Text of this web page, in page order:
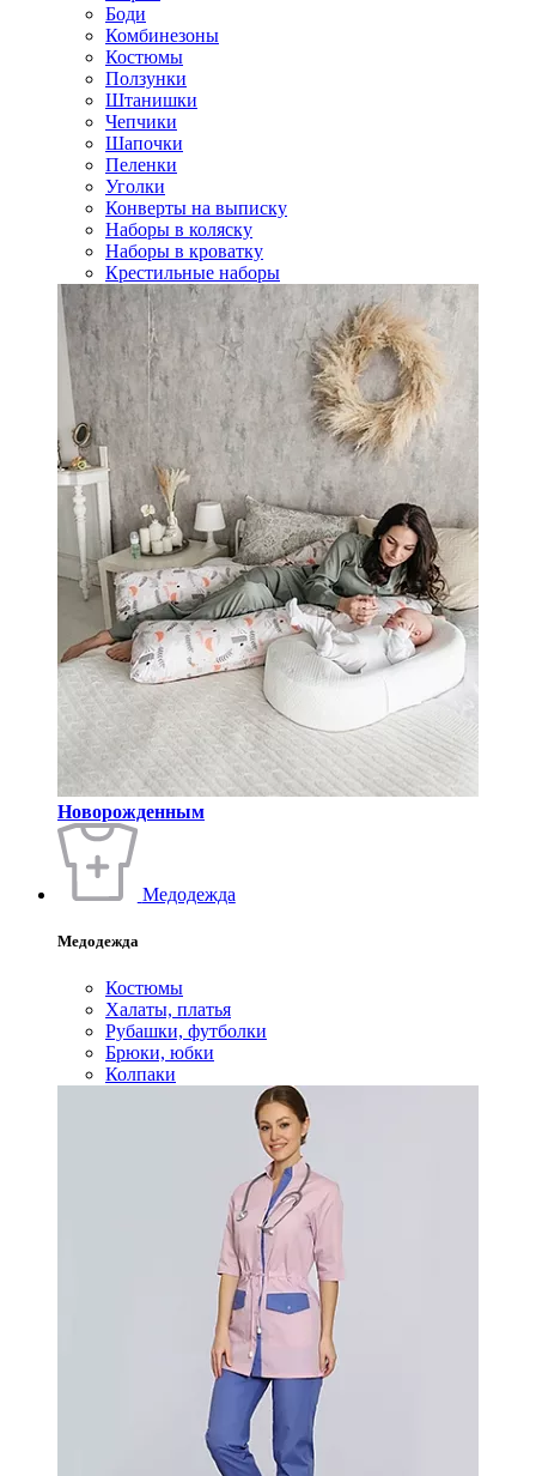
Боди
Комбинезоны
Костюмы
Ползунки
Штанишки
Чепчики
Шапочки
Пеленки
Уголки
Конверты на выписку
Наборы в коляску
Наборы в кроватку
Крестильные наборы
Новорожденным
Медодежда
Медодежда
Костюмы
Халаты, платья
Рубашки, футболки
Брюки, юбки
Колпаки